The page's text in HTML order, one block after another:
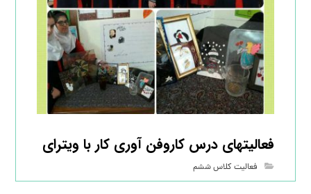
فعالیتهای درس کاروفن آوری کار با ویترای
فعالیت کلاس ششم